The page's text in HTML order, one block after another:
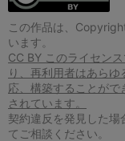
この作品は、
います。
CC BY このライセン
り、再利用者はあら
応、構築することが
されています。
契約違反を発見した
てご相談ください。